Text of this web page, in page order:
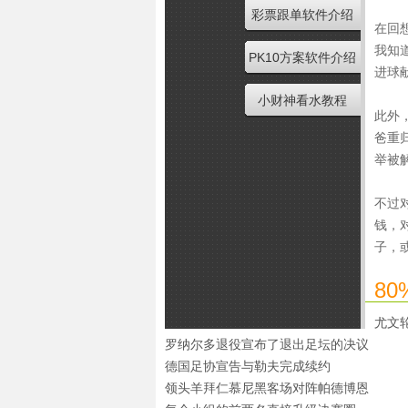
彩票跟单软件介绍
PK10方案软件介绍
小财神看水教程
在回
我知
进球
此外
爸重
举被
不过
钱，
子，
尤文
罗纳尔多退役宣布了退出足坛的决议
德国足协宣告与勒夫完成续约
领头羊拜仁慕尼黑客场对阵帕德博恩